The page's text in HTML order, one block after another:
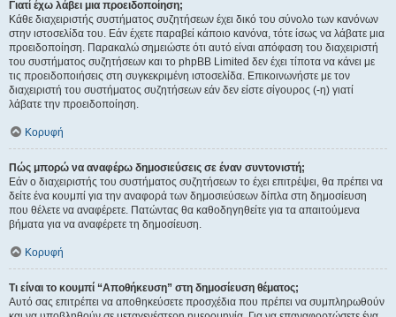
Γιατί έχω λάβει μια προειδοποίηση;
Κάθε διαχειριστής συστήματος συζητήσεων έχει δικό του σύνολο των κανόνων
στην ιστοσελίδα του. Εάν έχετε παραβεί κάποιο κανόνα, τότε ίσως να λάβατε μια
προειδοποίηση. Παρακαλώ σημειώστε ότι αυτό είναι απόφαση του διαχειριστή
του συστήματος συζητήσεων και το phpBB Limited δεν έχει τίποτα να κάνει με
τις προειδοποιήσεις στη συγκεκριμένη ιστοσελίδα. Επικοινωνήστε με τον
διαχειριστή του συστήματος συζητήσεων εάν δεν είστε σίγουρος (-η) γιατί
λάβατε την προειδοποίηση.
Κορυφή
Πώς μπορώ να αναφέρω δημοσιεύσεις σε έναν συντονιστή;
Εάν ο διαχειριστής του συστήματος συζητήσεων το έχει επιτρέψει, θα πρέπει να
δείτε ένα κουμπί για την αναφορά των δημοσιεύσεων δίπλα στη δημοσίευση
που θέλετε να αναφέρετε. Πατώντας θα καθοδηγηθείτε για τα απαιτούμενα
βήματα για να αναφέρετε τη δημοσίευση.
Κορυφή
Τι είναι το κουμπί “Αποθήκευση” στη δημοσίευση θέματος;
Αυτό σας επιτρέπει να αποθηκεύσετε προσχέδια που πρέπει να συμπληρωθούν